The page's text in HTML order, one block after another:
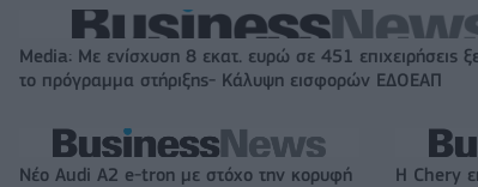
Media: Με ενίσχυση 8 εκατ. ευρώ σε 451 επιχειρήσεις
το πρόγραμμα στήριξης- Κάλυψη εισφορών ΕΔΟΕΑΠ
Νέο Audi A2 e-tron με στόχο την κορυφή
Η Chery